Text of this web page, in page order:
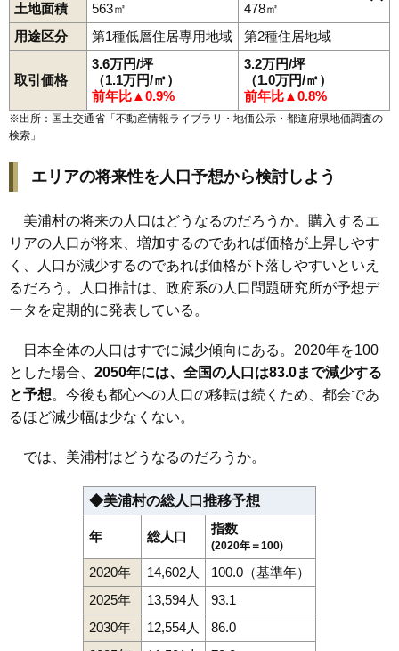
土地面積 563㎡
478㎡
用途区分
第1種低層住居専用地域 第2種住居地域
取引価格
3.6万円/坪
（1.1万円/㎡）
前年比▲0.9%
3.2万円/坪
（1.0万円/㎡）
前年比▲0.8%
※出所：国土交通省「不動産情報ライブラリ・地価公示・都道府県地価調査の
検索 」
エリアの将来性を人口予想から検討しよう
美浦村の将来の人口はどうなるのだろうか。購入するエ
リアの人口が将来、増加するのであれば価格が上昇しやす
く、人口が減少するのであれば価格が下落しやすいといえ
るだろう。人口推計は、政府系の人口問題研究所が予想デ
ータを定期的に発表している。
日本全体の人口はすでに減少傾向にある。2020年を100
とした場合、 2050年には、全国の人口は83.0まで減少する
と予想。今後も都心への人口の移転は続くため、都会であ
るほど減少幅は少なくない。
では、美浦村はどうなるのだろうか。
◆美浦村の総人口推移予想
年 総人口
指数
(2020年＝100)
2020年 14,602人
100.0（基準年）
2025年
13,594人
93.1
2030年
12,554人
86.0
牛込大谷 大山木原 根火布佐
みどり台
見晴宮地茂呂